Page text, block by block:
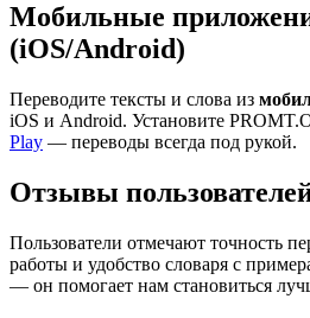
Мобильные
(iOS/Android)
Переводите тексты и слова из
iOS и Android. Установите
Play — переводы всегда под рукой.
Отзывы
Пользователи отмечают точность
работы и удобство словаря с
— он помогает нам становиться